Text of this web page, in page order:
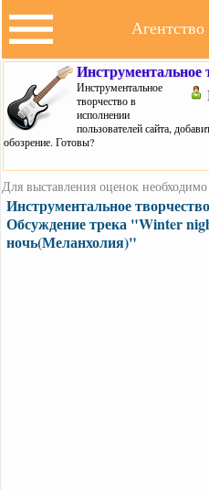
Инструментальное
Инструментальное
творчество в
исполнении
пользователей сайта,
обозрение. Готовы?
Для выставления оценок необходимо
Инструментальное творчество
Обсуждение трека "Winter
ночь(Меланхолия)"